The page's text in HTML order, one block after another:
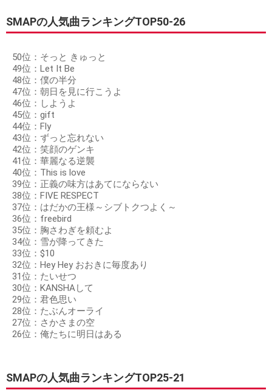
SMAPの人気曲ランキングTOP50-26
50位：そっと きゅっと
49位：Let It Be
48位：僕の半分
47位：朝日を見に行こうよ
46位：しようよ
45位：gift
44位：Fly
43位：ずっと忘れない
42位：笑顔のゲンキ
41位：華麗なる逆襲
40位：This is love
39位：正義の味方はあてにならない
38位：FIVE RESPECT
37位：はだかの王様～シブトクつよく～
36位：freebird
35位：胸さわぎを頼むよ
34位：雪が降ってきた
33位：$10
32位：Hey Hey おおきに毎度あり
31位：たいせつ
30位：KANSHAして
29位：君色思い
28位：たぶんオーライ
27位：さかさまの空
26位：俺たちに明日はある
SMAPの人気曲ランキングTOP25-21